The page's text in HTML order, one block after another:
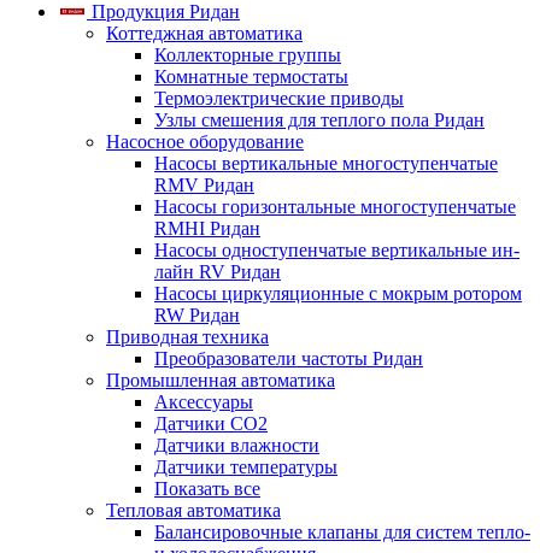
Продукция Ридан
Коттеджная автоматика
Коллекторные группы
Комнатные термостаты
Термоэлектрические приводы
Узлы смешения для теплого пола Ридан
Насосное оборудование
Насосы вертикальные многоступенчатые
RMV Ридан
Насосы горизонтальные многоступенчатые
RMHI Ридан
Насосы одноступенчатые вертикальные ин-
лайн RV Ридан
Насосы циркуляционные с мокрым ротором
RW Ридан
Приводная техника
Преобразователи частоты Ридан
Промышленная автоматика
Аксессуары
Датчики CO2
Датчики влажности
Датчики температуры
Показать все
Тепловая автоматика
Балансировочные клапаны для систем тепло-